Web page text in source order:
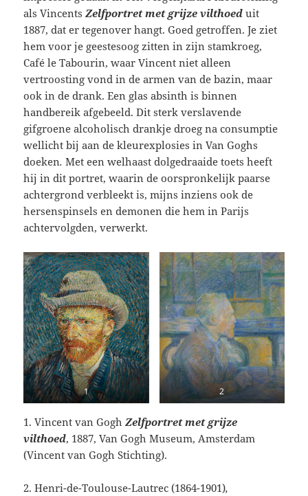
als VincentsZelfportret met grijze vilthoed uit
1887, dat er tegenover hangt. Goed getroffen. Je ziet
hem voor je geestesoog zitten in zijn stamkroeg,
Café le Tabourin, waar Vincent niet alleen
vertroosting vond in de armen van de bazin, maar
ook in de drank. Een glas absinth is binnen
handbereik afgebeeld. Dit sterk verslavende
gifgroene alcoholisch drankje droeg na consumptie
wellicht bij aan de kleurexplosies in Van Goghs
doeken.Met een welhaast dolgedraaide toets heeft
hij in dit portret, waarin de oorspronkelijk paarse
achtergrond verbleekt is, mijns inziens ook de
hersenspinsels en demonen die hem in Parijs
achtervolgden, verwerkt.
1 2
1. Vincent van GoghZelfportret met grijze
vilthoed, 1887, Van Gogh Museum, Amsterdam
(Vincent van Gogh Stichting).
2. Henri-de-Toulouse-Lautrec (1864-1901),